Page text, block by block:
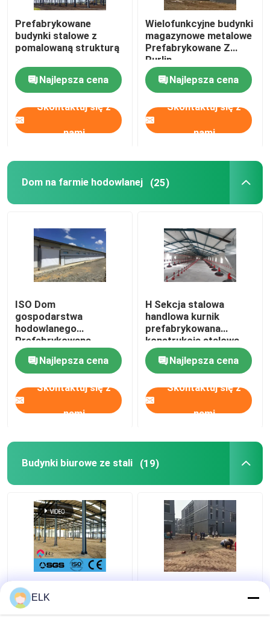
Prefabrykowane
budynki stalowe z
pomalowaną strukturą
Najlepsza cena
Skontaktuj się z
nami
Wielofunkcyjne budynki
magazynowe metalowe
Prefabrykowane Z
Purlin
Najlepsza cena
Skontaktuj się z
nami
Dom na farmie hodowlanej (25)
ISO Dom
gospodarstwa
hodowlanego
Prefabrykowana
konstrukcja stalowa
Dom gospodarstwa
drobiowego
Najlepsza cena
Skontaktuj się z
nami
H Sekcja stalowa
handlowa kurnik
prefabrykowana
konstrukcja stalowa
Najlepsza cena
Skontaktuj się z
nami
Budynki biurowe ze stali (19)
Budowle biurowe z
stalowej ramy
walcowanej na gorąco
ELK